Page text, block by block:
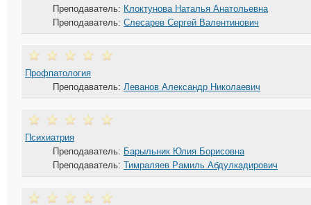
Преподаватель: Клоктунова Наталья Анатольевна
Преподаватель: Слесарев Сергей Валентинович
Профпатология
Преподаватель: Леванов Александр Николаевич
Психиатрия
Преподаватель:
Барыльник Юлия Борисовна
Преподаватель: Тимраляев Рамиль Абдулкадирович